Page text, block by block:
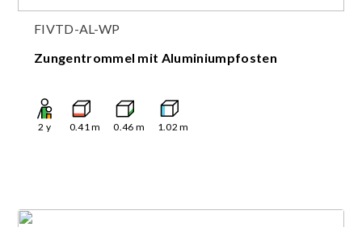
FIVTD-AL-WP
Zungentrommel mit Aluminiumpfosten
2 y 0.41m 0.46 m 1.02 m